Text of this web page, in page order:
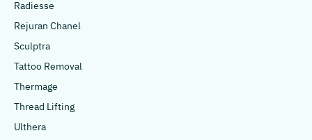
Radiesse
Rejuran Chanel
Sculptra
Tattoo Removal
Thermage
Thread Lifting
Ulthera